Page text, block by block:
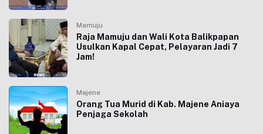
Mamuju
Raja Mamuju dan Wali Kota Balikpapan
Usulkan Kapal Cepat, Pelayaran Jadi 7
Jam!
Majene
Orang Tua Murid di Kab. Majene Aniaya
Penjaga Sekolah